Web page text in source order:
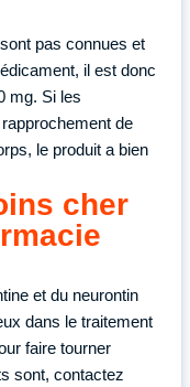
pas connues et
il est donc
mg. Si les
de
le produit a bien
cher
et du neurontin
dans le traitement
faire tourner
sont, contactez